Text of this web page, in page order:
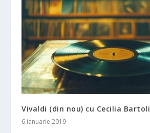
Vivaldi (din nou) cu Cecilia Bartoli
6 ianuarie 2019